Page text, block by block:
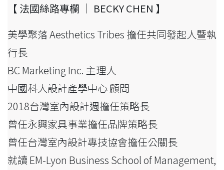
【 法國絲路專欄 ｜ BECKY CHEN 】
美學聚落 Aesthetics Tribes 擔任共同發起人暨執
行長
BC Marketing Inc. 主理人
中國科大設計產學中心 顧問
2018台灣室內設計週擔任策略長
曾任永興家具事業擔任品牌策略長
曾任台灣室內設計專技協會擔任公關長
就讀 EM-Lyon Business School of Management,